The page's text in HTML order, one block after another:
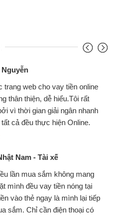
Nguyễn
trang web cho vay tiền online
thân thiện, dễ hiểu.Tôi rất
vì thời gian giải ngân nhanh
cả đều thực hiện Online.
Nam - Tài xế
lần mua sắm không mang
mình đều vay tiền nóng tại
vào thẻ ngay là mình lại tiếp
sắm. Chỉ cần điện thoại có